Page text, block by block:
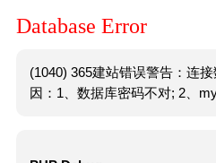
Database Error
(1040) 365建站错误警告：连
因：1、数据库密码不对; 2、